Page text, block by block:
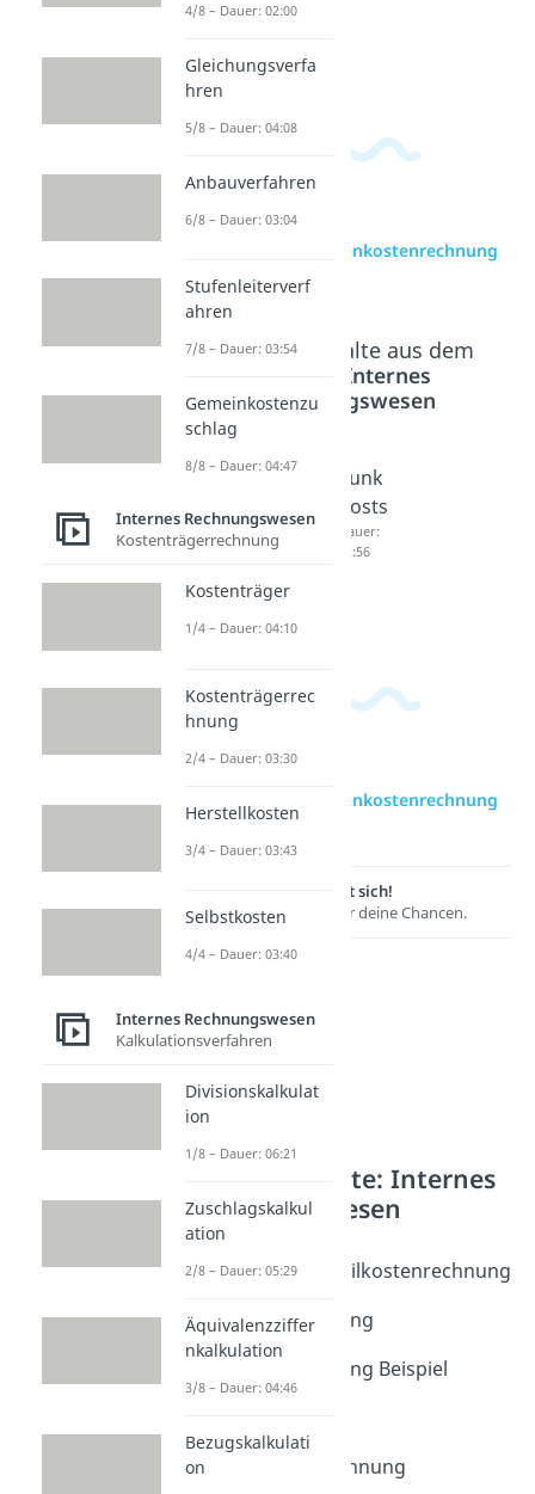
zur Videoseite: Plankostenrechnung
Beispiel
Beliebte Inhalte aus dem
Internes
Rechnungswesen
Kostenr
echnun
g
Prozess
echnun
Dauer:
Sunk
Costs
Dauer:
02:56
zur Videoseite: Plankostenrechnung
Beispiel
Lernen lohnt sich!
Entdecke hier deine Chancen.
Weitere Inhalte: Internes
Rechnungswesen
Kostenrechnungen
Vollkosten- und Teilkostenrechnung
Plankostenrechnung
Dauer: 04:49
Plankostenrechnung Beispiel
Dauer: 05:25
Dauer: 04:52
Prozesskostenrechnung
4/8 – Dauer: 02:00
Gleichungsverfa
hren
5/8 – Dauer: 04:08
Anbauverfahren
6/8 – Dauer: 03:04
Stufenleiterverf
ahren
7/8 – Dauer: 03:54
Gemeinkostenzu
schlag
8/8 – Dauer: 04:47
Internes Rechnungswesen
Kostenträgerrechnung
Kostenträger
1/4 – Dauer: 04:10
Kostenträgerrec
hnung
2/4 – Dauer: 03:30
Herstellkosten
3/4 – Dauer: 03:43
Selbstkosten
4/4 – Dauer: 03:40
Internes Rechnungswesen
Kalkulationsverfahren
Divisionskalkulat
ion
1/8 – Dauer: 06:21
Zuschlagskalkul
ation
2/8 – Dauer: 05:29
Äquivalenzziffer
nkalkulation
3/8 – Dauer: 04:46
Bezugskalkulati
on